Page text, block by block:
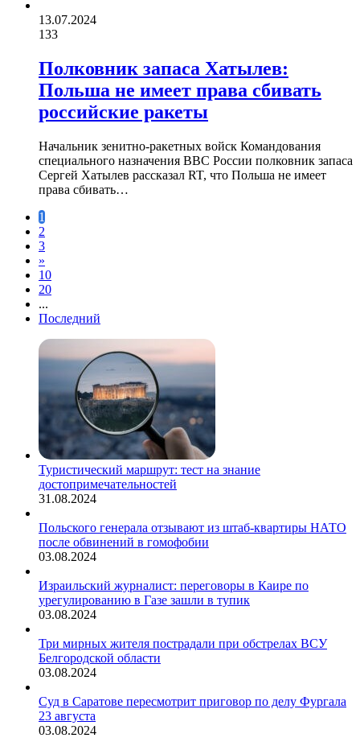
13.07.2024
133
Полковник запаса Хатылев:
Польша не имеет права сбивать
российские ракеты
Начальник зенитно-ракетных войск Командования
специального назначения ВВС России полковник запаса
Сергей Хатылев рассказал RT, что Польша не имеет
права сбивать…
1
2
3
»
10
20
...
Последний
Туристический маршрут: тест на знание
достопримечательностей
31.08.2024
Польского генерала отзывают из штаб-квартиры НАТО
после обвинений в гомофобии
03.08.2024
Израильский журналист: переговоры в Каире по
урегулированию в Газе зашли в тупик
03.08.2024
Три мирных жителя пострадали при обстрелах ВСУ
Белгородской области
03.08.2024
Суд в Саратове пересмотрит приговор по делу Фургала
23 августа
03.08.2024